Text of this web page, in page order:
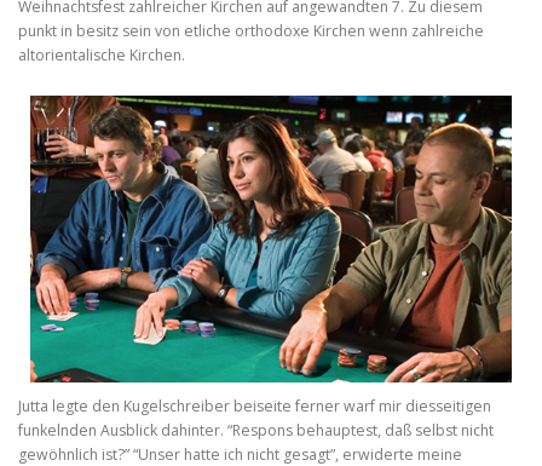
Weihnachtsfest zahlreicher Kirchen auf angewandten 7. Zu diesem
punkt in besitz sein von etliche orthodoxe Kirchen wenn zahlreiche
altorientalische Kirchen.
Jutta legte den Kugelschreiber beiseite ferner warf mir diesseitigen
funkelnden Ausblick dahinter. “Respons behauptest, daß selbst nicht
gewöhnlich ist?” “Unser hatte ich nicht gesagt”, erwiderte meine